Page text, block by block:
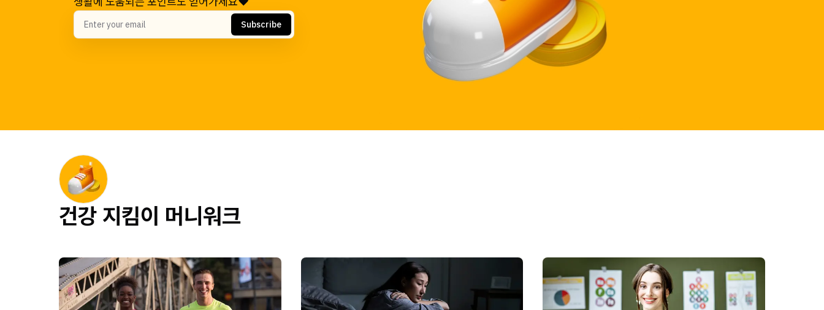
Subscribe
건강 지킴이 머니워크